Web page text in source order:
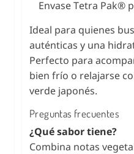
Envase Tetra Pak®
Ideal para quienes
auténticas y una
Perfecto para
bien frío o relajarse
verde japonés.
Preguntas frecuentes
¿Qué sabor tiene?
Combina notas